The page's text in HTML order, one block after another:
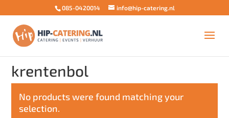
085-0420014 info@hip-catering.nl
krentenbol
No products were found matching your
selection.